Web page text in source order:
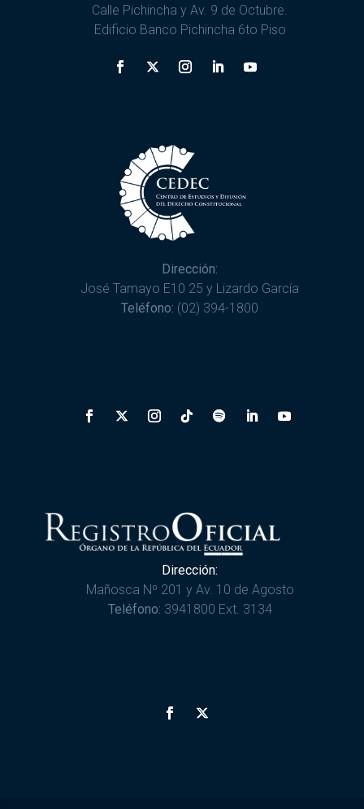
Calle Pichincha y Av. 9 de Octubre.
Edificio Banco Pichincha 6to Piso
Dirección:
José Tamayo E10 25 y Lizardo García
Teléfono: (02) 394-1800
Dirección:
Mañosca Nº 201 y Av. 10 de Agosto
Teléfono: 3941800 Ext. 3134